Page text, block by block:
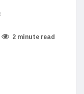
2 minute read